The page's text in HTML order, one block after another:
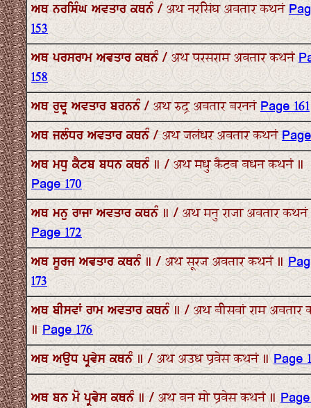
ਅਥ ਨਰਸਿੰਘ ਅਵਤਾਰ ਕਥਨੰ / अथ नरसिंघ अवतार कथनं
153
ਅਥ ਪਰਸਰਾਮ ਅਵਤਾਰ ਕਥਨੰ / अथ परसराम अवतार कथनं
158
ਅਥ ਰੁਦ੍ਰ ਅਵਤਾਰ ਬਰਨਨੰ / अथ रुद्र अवतार बरननंPage 161
ਅਥ ਜਲੰਧਰ ਅਵਤਾਰ ਕਥਨੰ / अथ जलंधर अवतार कथनं
ਅਥ ਮਧੁ ਕੈਟਬ ਬਧਨ ਕਥਨੰ ॥ / अथ मधु कैटब बधन कथनं ॥
Page 170
ਅਥ ਮਨੁ ਰਾਜਾ ਅਵਤਾਰ ਕਥਨੰ ॥ / अथ मनु राजा अवतार
Page 172
ਅਥ ਸੂਰਜ ਅਵਤਾਰ ਕਥਨੰ ॥ / अथ सूरज अवतार कथनं ॥
173
ਅਥ ਬੀਸਵਾਂ ਰਾਮ ਅਵਤਾਰ ਕਥਨੰ ॥ / अथ बीसवां राम अवतार
॥Page 176
ਅਥ ਅਉਧ ਪ੍ਰਵੇਸ ਕਥਨੰ ॥ / अथ अउध प्रवेस कथनं ॥Page
ਅਥ ਬਨ ਮੋ ਪ੍ਰਵੇਸ ਕਥਨੰ ॥ / अथ बन मो प्रवेस कथनं ॥